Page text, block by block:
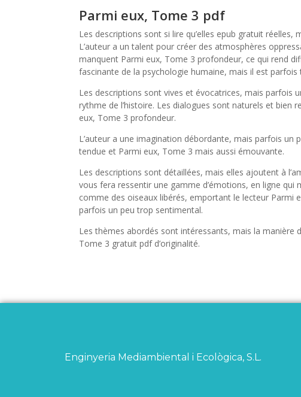
Parmi eux, Tome 3 pdf
Les descriptions sont si lire qu’elles epub gratuit
L’auteur a un talent pour créer des atmosphères
manquent Parmi eux, Tome 3 profondeur, ce qui rend
fascinante de la psychologie humaine, mais il est
Les descriptions sont vives et évocatrices, mais parfois
rythme de l’histoire. Les dialogues sont naturels et bien
eux, Tome 3 profondeur.
L’auteur a une imagination débordante, mais parfois un
tendue et Parmi eux, Tome 3 mais aussi émouvante.
Les descriptions sont détaillées, mais elles ajoutent à
vous fera ressentir une gamme d’émotions, en ligne
comme des oiseaux libérés, emportant le lecteur
parfois un peu trop sentimental.
Les thèmes abordés sont intéressants, mais la
Tome 3 gratuit pdf d’originalité.
Enginyeria Mediambiental i Ecològica, S.L.